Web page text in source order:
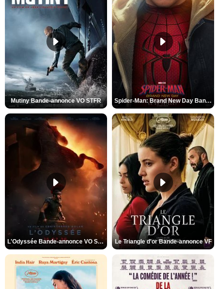
Mutiny Bande-annonce VO STFR Spider-Man: Brand New Day Bande-annonce VO STFR
L'Odyssée Bande-annonce VO STFR Le Triangle d'or Bande-annonce VF